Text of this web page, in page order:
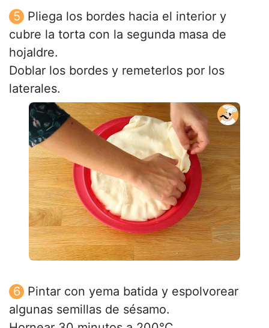
Pliega los bordes hacia el interior y
cubre la torta con la segunda masa de
hojaldre.
Doblar los bordes y remeterlos por los
laterales.
Pintar con yema batida y espolvorear
algunas semillas de sésamo.